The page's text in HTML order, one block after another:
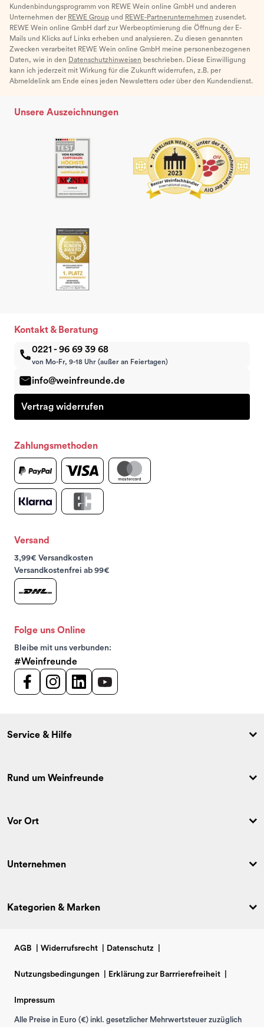
Kundenbindungsprogramm von REWE Wein online GmbH und anderen
Unternehmen der REWE Group und REWE-Partnerunternehmen zusendet.
REWE Wein online GmbH darf zur Werbeoptimierung die Öffnung der E-
Mails und Klicks auf Links erheben und analysieren. Zu diesen genannten
Zwecken verarbeitet REWE Wein online GmbH meine personenbezogenen
Daten, wie in den Datenschutzhinweisen beschrieben. Diese Einwilligung
kann ich jederzeit mit Wirkung für die Zukunft widerrufen, z.B. per
Abmeldelink am Ende eines jeden Newsletters oder über den Kundendienst.
Unsere Auszeichnungen
Kontakt & Beratung
0221 - 96 69 39 68
von Mo-Fr, 9-18 Uhr (außer an Feiertagen)
info@weinfreunde.de
Vertrag widerrufen
Zahlungsmethoden
Versand
3,99€ Versandkosten
Versandkostenfrei ab 99€
Folge uns Online
Bleibe mit uns verbunden:
#Weinfreunde
Service & Hilfe
Rund um Weinfreunde
Vor Ort
Unternehmen
Kategorien & Marken
AGB Widerrufsrecht Datenschutz
Nutzungsbedingungen Erklärung zur Barrrierefreiheit
Impressum
Alle Preise in Euro (€) inkl. gesetzlicher Mehrwertsteuer zuzüglich